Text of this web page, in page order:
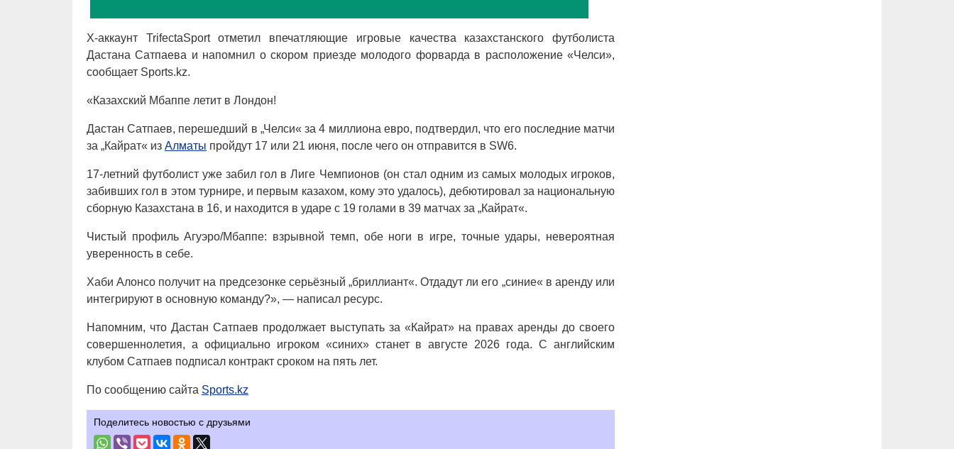
Х-аккаунт TrifectaSport отметил впечатляющие игровые качества казахстанского футболиста
Дастана Сатпаева и напомнил о скором приезде молодого форварда в расположение «Челси»,
сообщает Sports.kz.
«Казахский Мбаппе летит в Лондон!
Дастан Сатпаев, перешедший в „Челси« за 4 миллиона евро, подтвердил, что его последние матчи
за „Кайрат« из Алматы пройдут 17 или 21 июня, после чего он отправится в SW6.
17-летний футболист уже забил гол в Лиге Чемпионов (он стал одним из самых молодых игроков,
забивших гол в этом турнире, и первым казахом, кому это удалось), дебютировал за национальную
сборную Казахстана в 16, и находится в ударе с 19 голами в 39 матчах за „Кайрат«.
Чистый профиль Агуэро/Мбаппе: взрывной темп, обе ноги в игре, точные удары, невероятная
уверенность в себе.
Хаби Алонсо получит на предсезонке серьёзный „бриллиант«. Отдадут ли его „синие« в аренду или
интегрируют в основную команду?», — написал ресурс.
Напомним, что Дастан Сатпаев продолжает выступать за «Кайрат» на правах аренды до своего
совершеннолетия, а официально игроком «синих» станет в августе 2026 года. С английским
клубом Сатпаев подписал контракт сроком на пять лет.
По сообщению сайта Sports.kz
Поделитесь новостью с друзьями